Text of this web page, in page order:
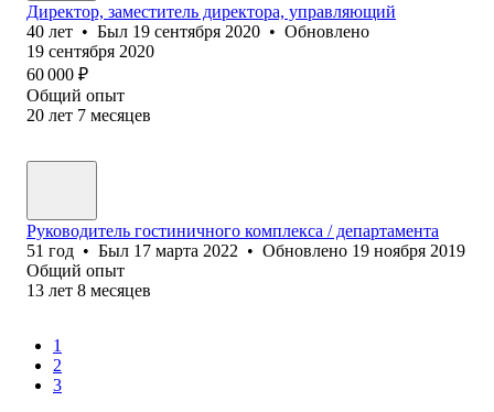
Директор, заместитель директора, управляющий
40 лет • Был 19 сентября 2020 • Обновлено
19 сентября 2020
60 000 ₽
Общий опыт
20 лет 7 месяцев
Руководитель гостиничного комплекса / департамента
51 год • Был 17 марта 2022 • Обновлено 19 ноября 2019
Общий опыт
13 лет 8 месяцев
1
2
3